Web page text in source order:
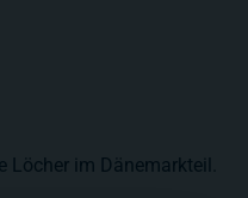
im Dänemarkteil.